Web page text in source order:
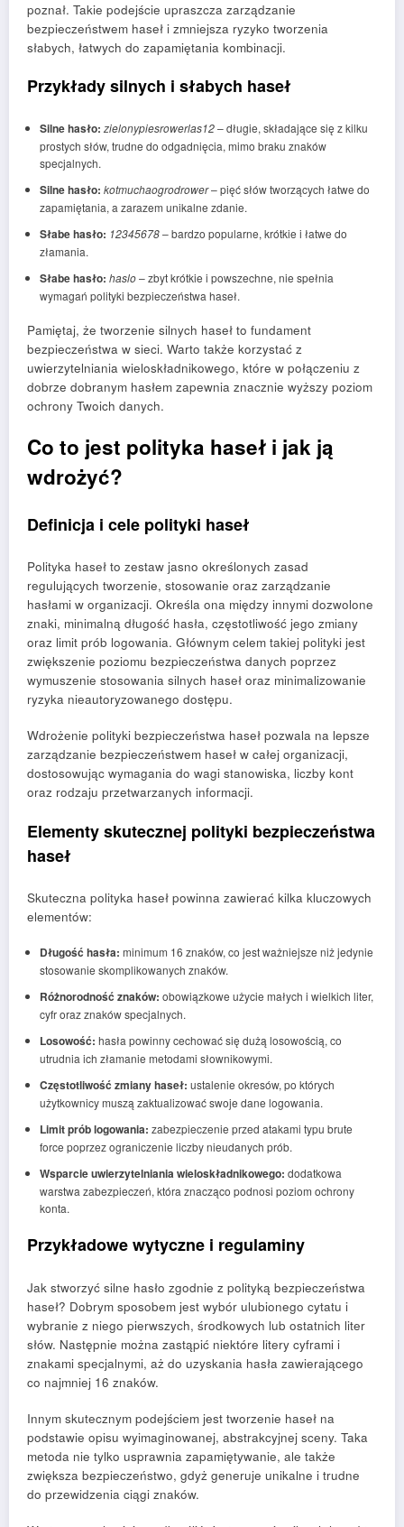
poznał. Takie podejście upraszcza zarządzanie
bezpieczeństwem haseł i zmniejsza ryzyko tworzenia
słabych, łatwych do zapamiętania kombinacji.
Przykłady silnych i słabych haseł
Silne hasło: zielonypiesrowerlas12– długie, składające się z kilku
prostych słów, trudne do odgadnięcia, mimo braku znaków
specjalnych.
Silne hasło: kotmuchaogrodrower– pięć słów tworzących łatwe do
zapamiętania, a zarazem unikalne zdanie.
Słabe hasło: 12345678– bardzo popularne, krótkie i łatwe do
złamania.
Słabe hasło: haslo– zbyt krótkie i powszechne, nie spełnia
wymagań polityki bezpieczeństwa haseł.
Pamiętaj, że tworzenie silnych haseł to fundament
bezpieczeństwa w sieci. Warto także korzystać z
uwierzytelniania wieloskładnikowego, które w połączeniu z
dobrze dobranym hasłem zapewnia znacznie wyższy poziom
ochrony Twoich danych.
Co to jest polityka haseł i jak ją
wdrożyć?
Definicja i cele polityki haseł
Polityka haseł to zestaw jasno określonych zasad
regulujących tworzenie, stosowanie oraz zarządzanie
hasłami w organizacji. Określa ona między innymi dozwolone
znaki, minimalną długość hasła, częstotliwość jego zmiany
oraz limit prób logowania. Głównym celem takiej polityki jest
zwiększenie poziomu bezpieczeństwa danych poprzez
wymuszenie stosowania silnych haseł oraz minimalizowanie
ryzyka nieautoryzowanego dostępu.
Wdrożenie polityki bezpieczeństwa haseł pozwala na lepsze
zarządzanie bezpieczeństwem haseł w całej organizacji,
dostosowując wymagania do wagi stanowiska, liczby kont
oraz rodzaju przetwarzanych informacji.
Elementy skutecznej polityki bezpieczeństwa
haseł
Skuteczna polityka haseł powinna zawierać kilka kluczowych
elementów:
Długość hasła: minimum 16 znaków, co jest ważniejsze niż jedynie
stosowanie skomplikowanych znaków.
Różnorodność znaków: obowiązkowe użycie małych i wielkich liter,
cyfr oraz znaków specjalnych.
Losowość: hasła powinny cechować się dużą losowością, co
utrudnia ich złamanie metodami słownikowymi.
Częstotliwość zmiany haseł: ustalenie okresów, po których
użytkownicy muszą zaktualizować swoje dane logowania.
Limit prób logowania: zabezpieczenie przed atakami typu brute
force poprzez ograniczenie liczby nieudanych prób.
Wsparcie uwierzytelniania wieloskładnikowego: dodatkowa
warstwa zabezpieczeń, która znacząco podnosi poziom ochrony
konta.
Przykładowe wytyczne i regulaminy
Jak stworzyć silne hasło zgodnie z polityką bezpieczeństwa
haseł? Dobrym sposobem jest wybór ulubionego cytatu i
wybranie z niego pierwszych, środkowych lub ostatnich liter
słów. Następnie można zastąpić niektóre litery cyframi i
znakami specjalnymi, aż do uzyskania hasła zawierającego
co najmniej 16 znaków.
Innym skutecznym podejściem jest tworzenie haseł na
podstawie opisu wyimaginowanej, abstrakcyjnej sceny. Taka
metoda nie tylko usprawnia zapamiętywanie, ale także
zwiększa bezpieczeństwo, gdyż generuje unikalne i trudne
do przewidzenia ciągi znaków.